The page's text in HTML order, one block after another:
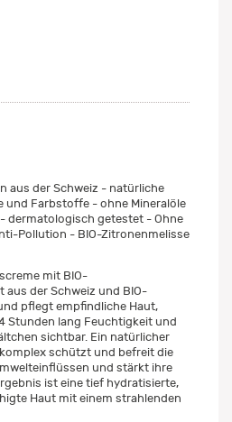
aus der Schweiz - natürliche
und Farbstoffe - ohne Mineralöle
dermatologisch getestet - Ohne
Pollution - BIO-Zitronenmelisse
mit BIO-
der Schweiz und BIO-
pflegt empfindliche Haut,
Stunden lang Feuchtigkeit und
sichtbar. Ein natürlicher
schützt und befreit die
und stärkt ihre
ist eine tief hydratisierte,
Haut mit einem strahlenden